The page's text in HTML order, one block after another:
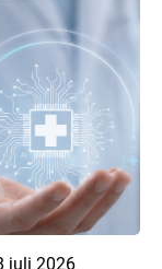
juli 2026